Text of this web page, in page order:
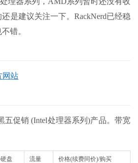
是建议关注一下。RackNerd已经稳
错。
网站
五促销 (Intel处理器系列)产品。带宽
盘 流量 价格(续费同价)/购买